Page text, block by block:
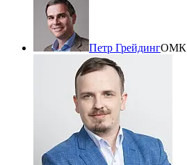
Петр ГрейдингОМК